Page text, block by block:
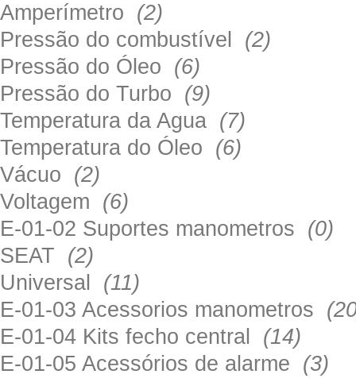
Amperímetro (2)
Pressão do combustível (2)
Pressão do Óleo (6)
Pressão do Turbo (9)
Temperatura da Agua (7)
Temperatura do Óleo (6)
Vácuo (2)
Voltagem (6)
E-01-02 Suportes manometros (0)
SEAT (2)
Universal (11)
E-01-03 Acessorios manometros
E-01-04 Kits fecho central (14)
E-01-05 Acessórios de alarme (3)